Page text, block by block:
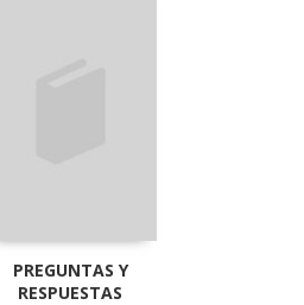
PREGUNTAS Y
RESPUESTAS